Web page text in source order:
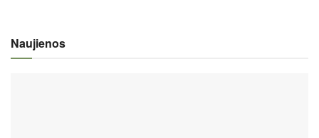
Naujienos